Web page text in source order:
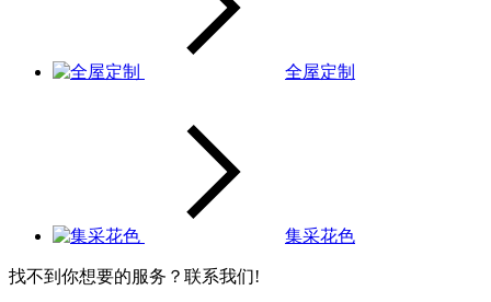
全屋定制
集采花色
找不到你想要的服务？联系我们!